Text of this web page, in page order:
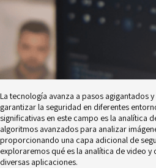
La tecnología avanza a pasos agigantados
garantizar la seguridad en diferentes
significativas en este campo es la analítica
algoritmos avanzados para analizar
proporcionando una capa adicional de
exploraremos qué es la analítica de video
diversas aplicaciones.